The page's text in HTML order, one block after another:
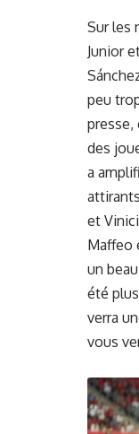
Sur les
Junior
peu
presse,
des
a
et
Maffeo
un
été
verra
vous